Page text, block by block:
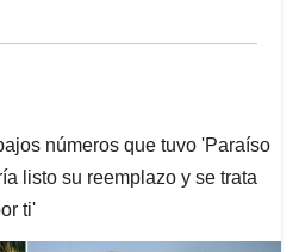
números que tuvo 'Paraíso
listo su reemplazo y se trata
ti'